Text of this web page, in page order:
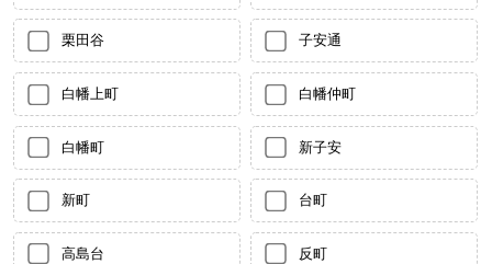
栗田谷 子安通
白幡上町 白幡仲町
白幡町 新子安
新町 台町
高島台 反町